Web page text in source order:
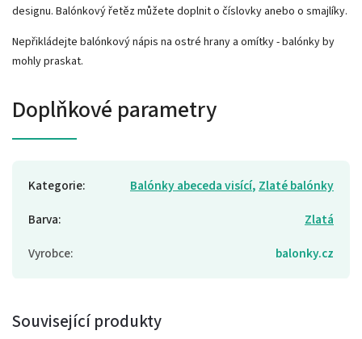
designu. Balónkový řetěz můžete doplnit o číslovky anebo o smajlíky.
Nepřikládejte balónkový nápis na ostré hrany a omítky - balónky by
mohly praskat.
Doplňkové parametry
Kategorie: Balónky abeceda visící, Zlaté balónky
Barva:
Zlatá
Vyrobce: balonky.cz
Související produkty